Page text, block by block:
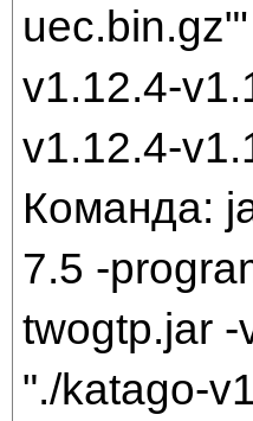
v1.12.4-
v1.12.4-
Команда:
7.5 -
twogtp.jar
"./katago-